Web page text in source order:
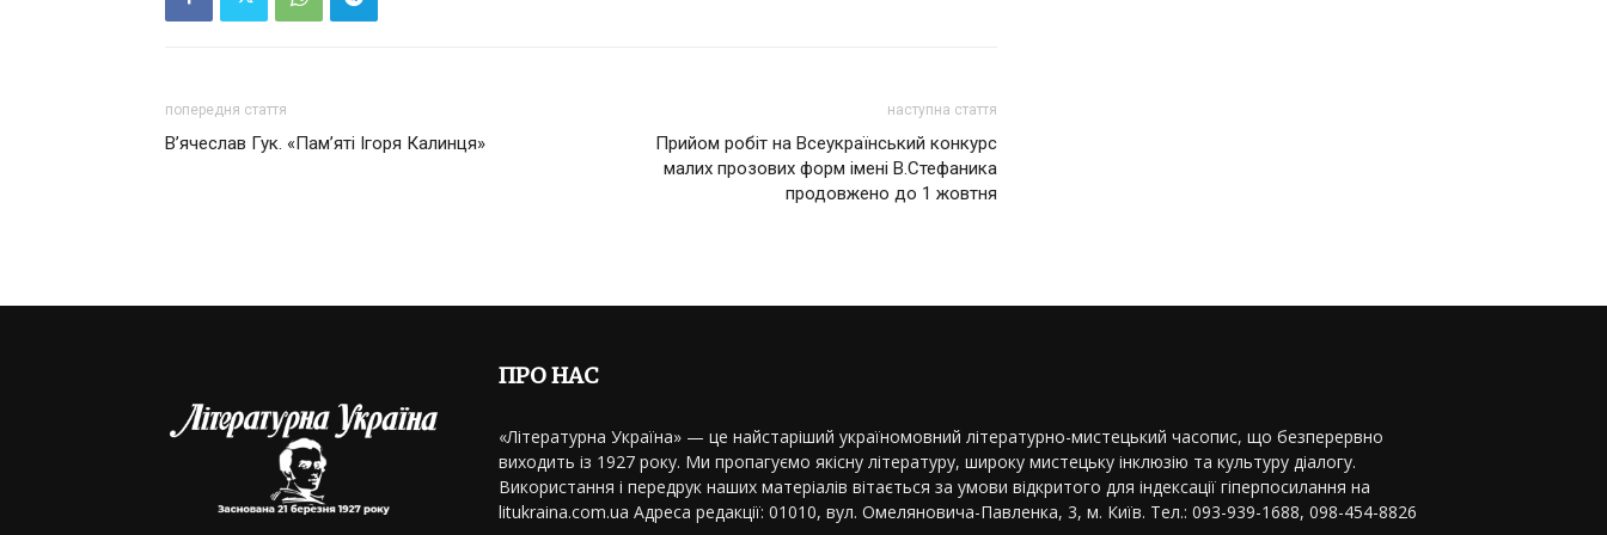
попередня стаття
В’ячеслав Гук. «Пам’яті Ігоря Калинця»
наступна стаття
Прийом робіт на Всеукраїнський конкурс
малих прозових форм імені В.Стефаника
продовжено до 1 жовтня
ПРО НАС
«Літературна Україна» — це найстаріший україномовний літературно-мистецький часопис, що безперервно
виходить із 1927 року. Ми пропагуємо якісну літературу, широку мистецьку інклюзію та культуру діалогу.
Використання і передрук наших матеріалів вітається за умови відкритого для індексації гіперпосилання на
litukraina.com.ua Адреса редакції: 01010, вул. Омеляновича-Павленка, 3, м. Київ. Тел.: 093-939-1688, 098-454-8826